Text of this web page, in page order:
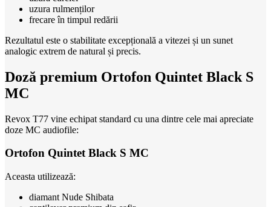
uzura rulmenților
frecare în timpul redării
Rezultatul este o stabilitate excepțională a vitezei și un sunet
analogic extrem de natural și precis.
Doză premium Ortofon Quintet Black S
MC
Revox T77 vine echipat standard cu una dintre cele mai apreciate
doze MC audiofile:
Ortofon Quintet Black S MC
Aceasta utilizează:
diamant Nude Shibata